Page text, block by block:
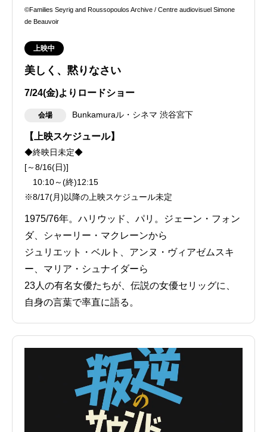
©Families Seyrig and Roussopoulos Archive / Centre audiovisuel Simone
de Beauvoir
上映中
美しく、黙りなさい
7/24(金)よりロードショー
会場 Bunkamuraル・シネマ 渋谷宮下
【上映スケジュール】
◆終映日未定◆
[～8/16(日)]
10:10～(終)12:15
※8/17(月)以降の上映スケジュール未定
1975/76年。ハリウッド、パリ。ジェーン・フォン
ダ、シャーリー・マクレーンから
ジュリエット・ベルト、アンヌ・ヴィアゼムスキ
ー、マリア・シュナイダーら
23人の有名女優たちが、伝説の女優セリッグに、
自身の言葉で率直に語る。